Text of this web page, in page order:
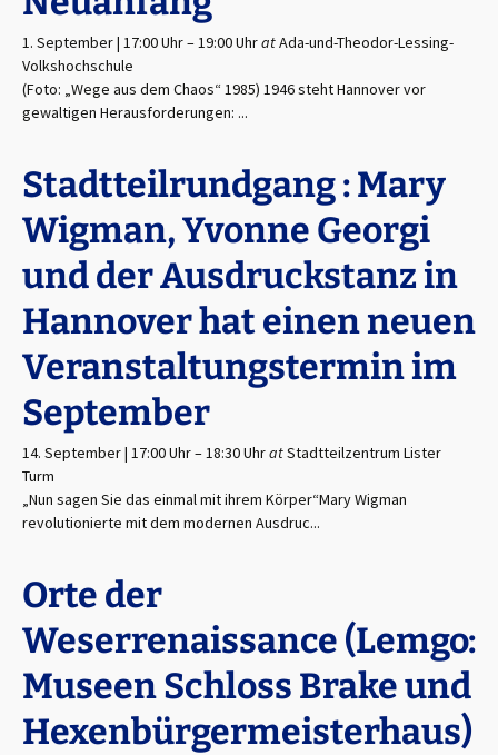
1. September | 17:00 Uhr–19:00 UhratAda-und-Theodor-Lessing-
Volkshochschule
(Foto: „Wege aus dem Chaos“ 1985) 1946 steht Hannover vor
gewaltigen Herausforderungen: ...
Stadtteilrundgang : Mary
Wigman, Yvonne Georgi
und der Ausdruckstanz in
Hannover hat einen neuen
Veranstaltungstermin im
September
14. September | 17:00 Uhr–18:30 UhratStadtteilzentrum Lister
Turm
„Nun sagen Sie das einmal mit ihrem Körper“Mary Wigman
revolutionierte mit dem modernen Ausdruc...
Orte der
Weserrenaissance (Lemgo:
Museen Schloss Brake und
Hexenbürgermeisterhaus)